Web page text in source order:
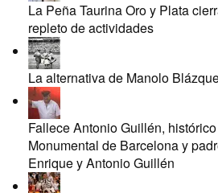
La Peña Taurina Oro y Plata
repleto de actividades
La alternativa de Manolo
Fallece Antonio Guillén,
Monumental de Barcelona y
Enrique y Antonio Guillén